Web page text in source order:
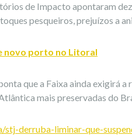
de Impacto apontaram
pesqueiros, prejuízos a
novo porto no Litoral
que a Faixa ainda exigirá
mais preservadas do
derruba-liminar-que-